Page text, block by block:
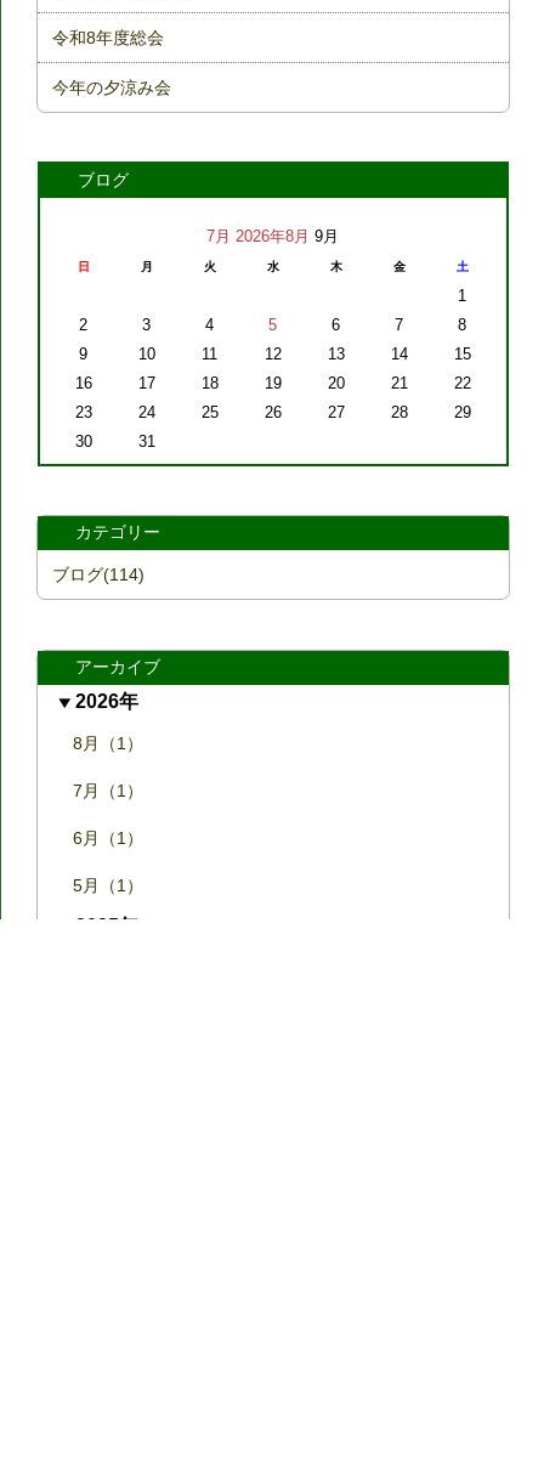
令和8年度総会
今年の夕涼み会
ブログ
7月 2026年8月 9月
日 月 火 水 木 金 土
1
2
3 4 5 6 7
8
9
10 11 12 13 14
15
16
17 18 19 20 21
22
23
24 25 26 27 28
29
30
31
カテゴリー
ブログ(114)
アーカイブ
2026年
8月（1）
7月（1）
6月（1）
5月（1）
2025年